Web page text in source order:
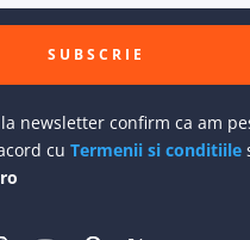
SUBSCRIE
newsletter confirm ca am
cu Termenii si conditiile